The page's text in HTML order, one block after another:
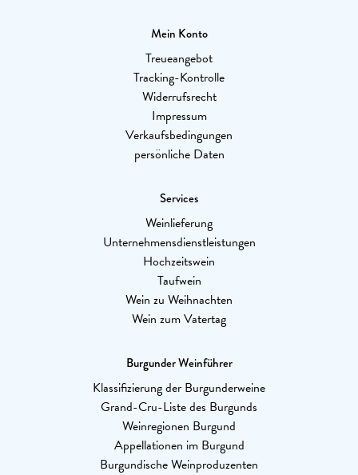
Mein Konto
Treueangebot
Tracking-Kontrolle
Widerrufsrecht
Impressum
Verkaufsbedingungen
persönliche Daten
Services
Weinlieferung
Unternehmensdienstleistungen
Hochzeitswein
Taufwein
Wein zu Weihnachten
Wein zum Vatertag
Burgunder Weinführer
Klassifizierung der Burgunderweine
Grand-Cru-Liste des Burgunds
Weinregionen Burgund
Appellationen im Burgund
Burgundische Weinproduzenten